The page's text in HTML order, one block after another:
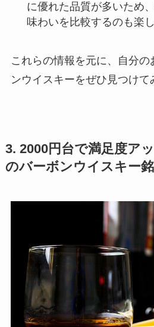
に優れた品質が多いため
味わいを比較するのも楽
これらの情報を元に、自分
ンウイスキーをぜひ見つけて
3. 2000円台で満足度ア
のバーボンウイスキー